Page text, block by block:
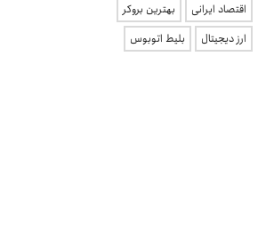
اقتصاد ایرانی
بهترین بروکر
ارز دیجیتال
بلیط اتوبوس